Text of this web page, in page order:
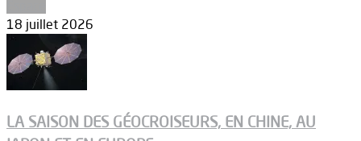
18 juillet 2026
LA SAISON DES GÉOCROISEURS, EN CHINE, AU